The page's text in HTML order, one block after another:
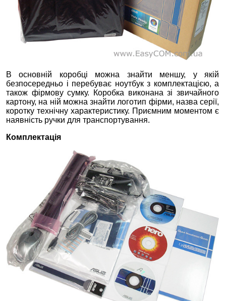
В основній коробці можна знайти меншу, у якій
безпосередньо і перебуває ноутбук з комплектацією, а
також фірмову сумку. Коробка виконана зі звичайного
картону, на ній можна знайти логотип фірми, назва серії,
коротку технічну характеристику. Приємним моментом є
наявність ручки для транспортування.
Комплектація